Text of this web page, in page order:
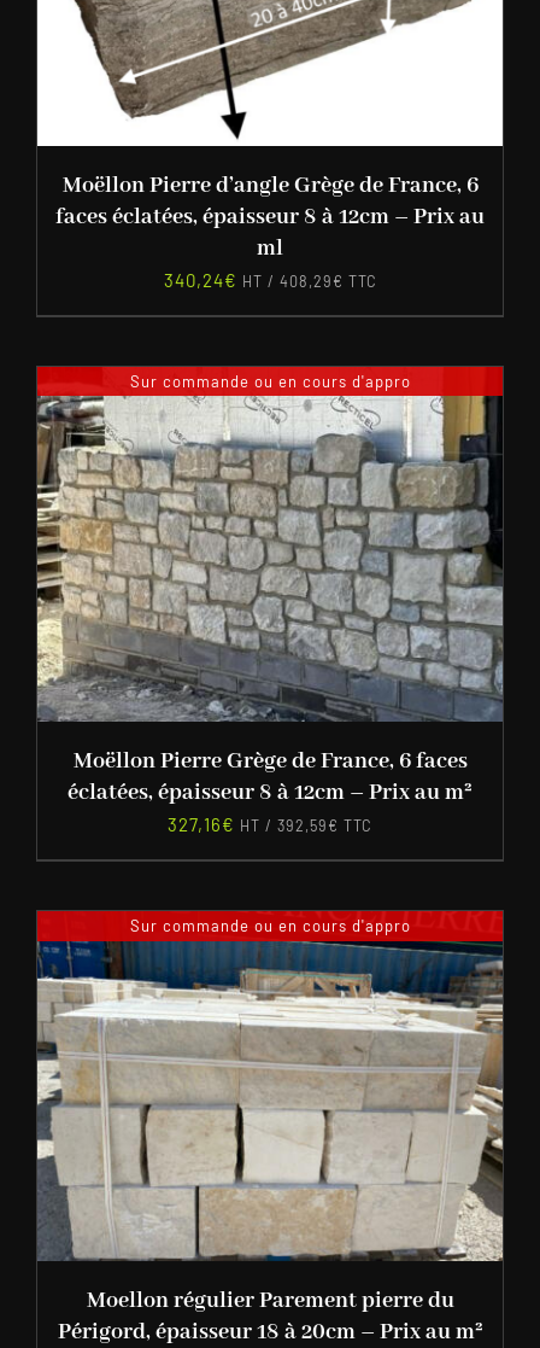
Moëllon Pierre d’angle Grège de France, 6
faces éclatées, épaisseur 8 à 12cm – Prix au
ml
340,24€ HT / 408,29€ TTC
Sur commande ou en cours d'appro
Moëllon Pierre Grège de France, 6 faces
éclatées, épaisseur 8 à 12cm – Prix au m²
327,16€ HT / 392,59€ TTC
Sur commande ou en cours d'appro
Moellon régulier Parement pierre du
Périgord, épaisseur 18 à 20cm – Prix au m²